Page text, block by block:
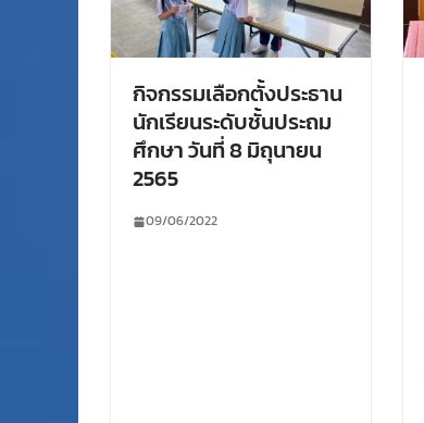
กิจกรรมเลือกตั้งประธาน
นักเรียนระดับชั้นประถม
ศึกษา วันที่ 8 มิถุนายน
2565
09/06/2022